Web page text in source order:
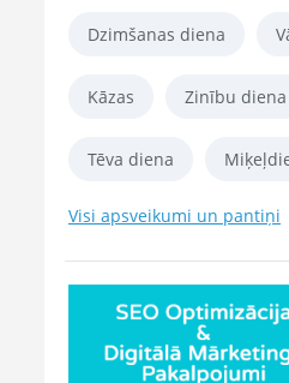
Dzimšanas diena
Kāzas Zinību diena
Tēva diena
Visi apsveikumi un pantiņi